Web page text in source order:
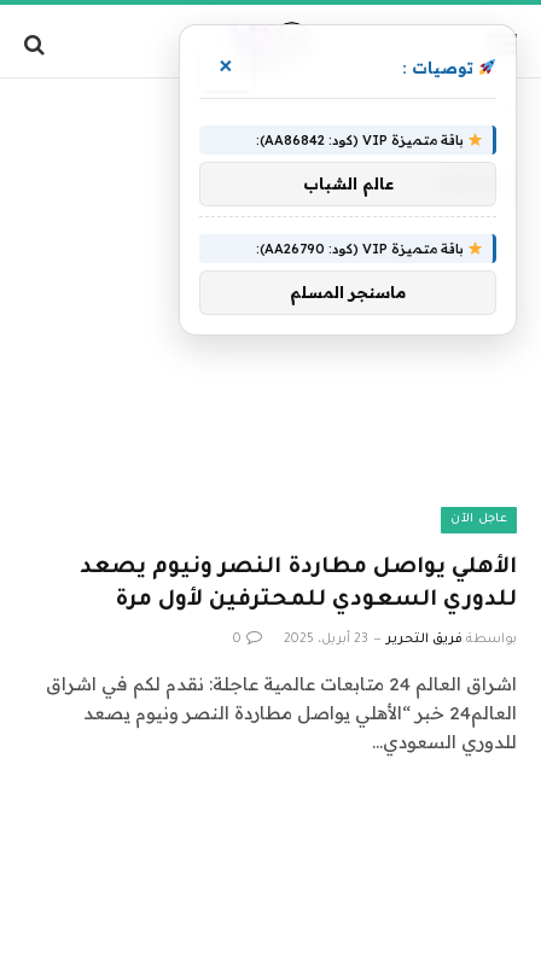
عاجل الآن
الأهلي يواصل مطاردة النصر ونيوم يصعد
للدوري السعودي للمحترفين لأول مرة
بواسطة فريق التحرير 23 أبريل، 2025 0
اشراق العالم 24 متابعات عالمية عاجلة: نقدم لكم في اشراق
العالم24 خبر “الأهلي يواصل مطاردة النصر ونيوم يصعد
للدوري السعودي…
توصيات : ×
باقة متميزة VIP (كود: AA86842):
عالم الشباب
باقة متميزة VIP (كود: AA26790):
ماسنجر المسلم